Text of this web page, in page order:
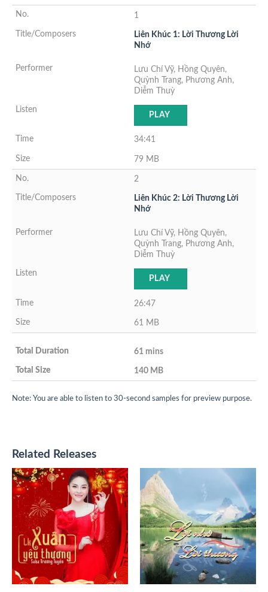
1
Liên Khúc 1: Lời Thương Lời
Nhớ
Lưu Chí Vỹ, Hồng Quyên,
Quỳnh Trang, Phương Anh,
Diễm Thuỳ
PLAY
34:41
79 MB
2
Liên Khúc 2: Lời Thương Lời
Nhớ
Lưu Chí Vỹ, Hồng Quyên,
Quỳnh Trang, Phương Anh,
Diễm Thuỳ
PLAY
26:47
61 MB
61 mins
140 MB
Note: You are able to listen to 30-second samples for preview purpose.
Related Releases